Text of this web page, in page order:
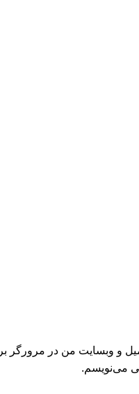
و وبسایت من در مرورگر
می‌نویسم.